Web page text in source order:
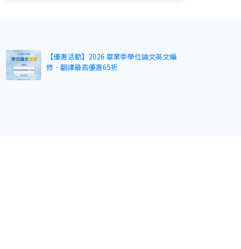
【優惠活動】2026 畢業季學位論文英文編
修．翻譯最高優惠65折